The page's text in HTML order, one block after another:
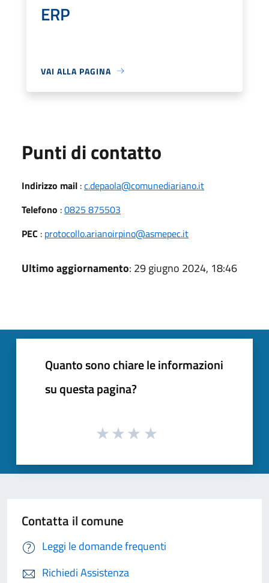
ERP
VAI ALLA PAGINA
Punti di contatto
Indirizzo mail :c.depaola@comunediariano.it
Telefono :0825 875503
PEC : protocollo.arianoirpino@asmepec.it
Ultimo aggiornamento: 29 giugno 2024, 18:46
Quanto sono chiare le informazioni
su questa pagina?
Contatta il comune
Leggi le domande frequenti
Richiedi Assistenza